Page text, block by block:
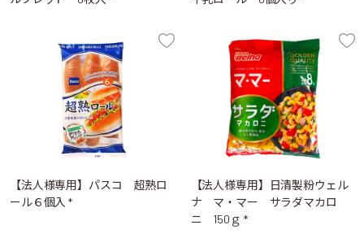
【法人様専用】パスコ 超熟ロ
ール６個入 *
【法人様専用】日清製粉ウェル
ナ マ・マー サラダマカロ
ニ 150ｇ *